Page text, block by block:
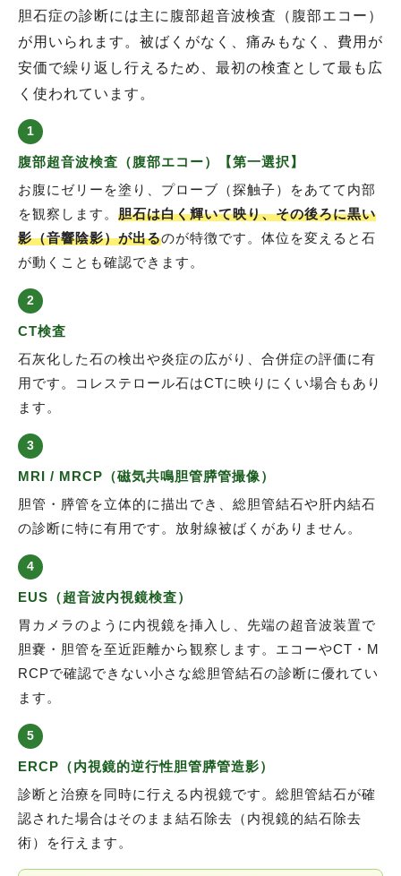
胆石症の診断には主に腹部超音波検査（腹部エコー）
が用いられます。被ばくがなく、痛みもなく、費用が
安価で繰り返し行えるため、最初の検査として最も広
く使われています。
1
腹部超音波検査（腹部エコー）【第一選択】
お腹にゼリーを塗り、プローブ（探触子）をあてて内部
を観察します。 胆石は白く輝いて映り、その後ろに黒い
影（音響陰影）が出るのが特徴です。体位を変えると石
が動くことも確認できます。
2
CT検査
石灰化した石の検出や炎症の広がり、合併症の評価に有
用です。コレステロール石はCTに映りにくい場合もあり
ます。
3
MRI / MRCP（磁気共鳴胆管膵管撮像）
胆管・膵管を立体的に描出でき、総胆管結石や肝内結石
の診断に特に有用です。放射線被ばくがありません。
4
EUS（超音波内視鏡検査）
胃カメラのように内視鏡を挿入し、先端の超音波装置で
胆嚢・胆管を至近距離から観察します。エコーやCT・M
RCPで確認できない小さな総胆管結石の診断に優れてい
ます。
5
ERCP（内視鏡的逆行性胆管膵管造影）
診断と治療を同時に行える内視鏡です。総胆管結石が確
認された場合はそのまま結石除去（内視鏡的結石除去
術）を行えます。